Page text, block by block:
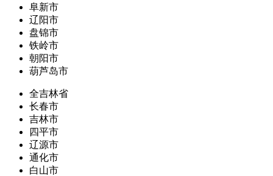
阜新市
辽阳市
盘锦市
铁岭市
朝阳市
葫芦岛市
全吉林省
长春市
吉林市
四平市
辽源市
通化市
白山市